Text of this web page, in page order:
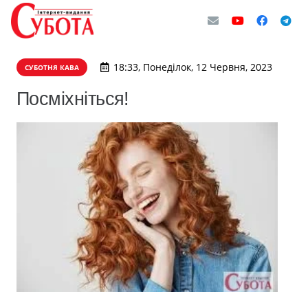
СУБОТНЯ КАВА 18:33, Понеділок, 12 Червня, 2023
Посміхніться!